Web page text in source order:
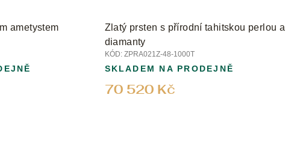
ametystem
Zlatý prsten s přírodní tahitskou perlou a
diamanty
KÓD: ZPRA021Z-48-1000T
70 520 Kč
SKLADEM NA PRODEJNĚ